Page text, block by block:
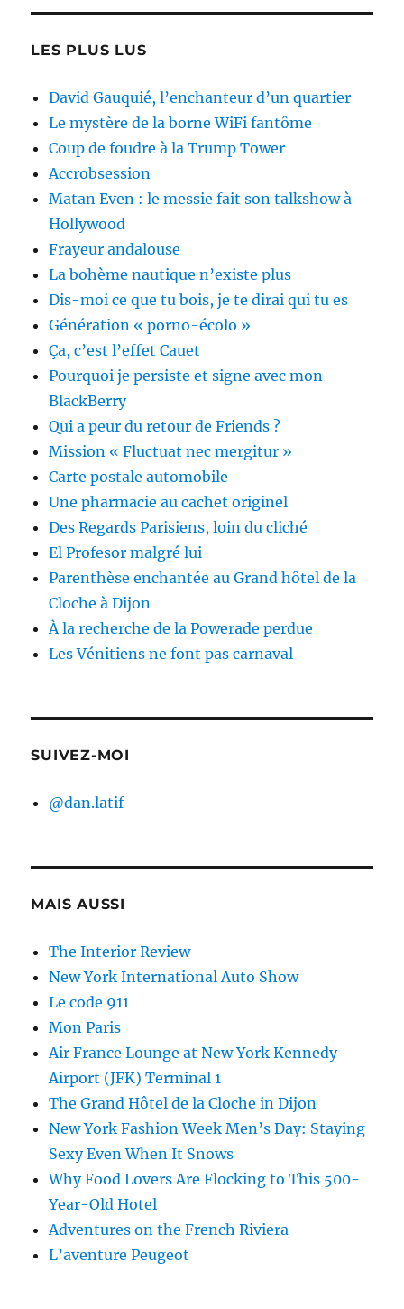
LES PLUS LUS
David Gauquié, l’enchanteur d’un quartier
Le mystère de la borne WiFi fantôme
Coup de foudre à la Trump Tower
Accrobsession
Matan Even : le messie fait son talkshow à
Hollywood
Frayeur andalouse
La bohème nautique n’existe plus
Dis-moi ce que tu bois, je te dirai qui tu es
Génération « porno-écolo »
Ça, c’est l’effet Cauet
Pourquoi je persiste et signe avec mon
BlackBerry
Qui a peur du retour de Friends ?
Mission « Fluctuat nec mergitur »
Carte postale automobile
Une pharmacie au cachet originel
Des Regards Parisiens, loin du cliché
El Profesor malgré lui
Parenthèse enchantée au Grand hôtel de la
Cloche à Dijon
À la recherche de la Powerade perdue
Les Vénitiens ne font pas carnaval
SUIVEZ-MOI
@dan.latif
MAIS AUSSI
The Interior Review
New York International Auto Show
Le code 911
Mon Paris
Air France Lounge at New York Kennedy
Airport (JFK) Terminal 1
The Grand Hôtel de la Cloche in Dijon
New York Fashion Week Men’s Day: Staying
Sexy Even When It Snows
Why Food Lovers Are Flocking to This 500-
Year-Old Hotel
Adventures on the French Riviera
L’aventure Peugeot